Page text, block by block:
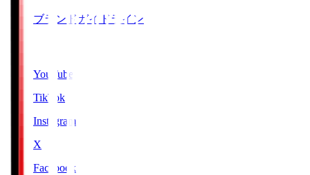
ブランドガイドライン
YouTube
TikTok
Instagram
X
Facebook